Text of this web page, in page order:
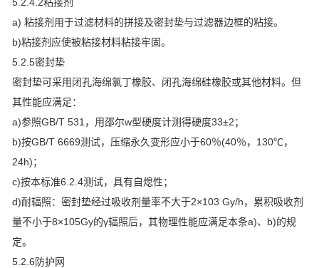
a) 粘接剂用于过滤材料的拼接及密封垫与过滤器边框的粘接。
b)粘接剂应使被粘接材料粘接牢固。
5.2.5密封垫
密封垫可采用闭孔海绵氯丁橡胶、闭孔海绵硅橡胶或其他材料。但
其性能应满足：
a)参照GB/T 531，用邵尔w型硬度计测得硬度33±2；
b)按GB/T 6669测试，压缩永久变形应小于60％(40％，130℃，
24h)；
c)按本标准6.2.4测试，具有自熄性；
d)耐辐照：密封垫经过吸收剂量率不大于2×103 Gy/h，累积吸收剂
量不小于8×105Gy的γ辐照后，其物理性能应满足本条a)、b)的规
定。
5.2.6防护网